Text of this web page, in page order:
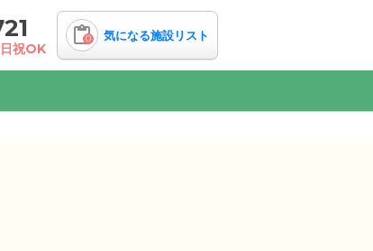
祝OK
0 気になる施設リスト